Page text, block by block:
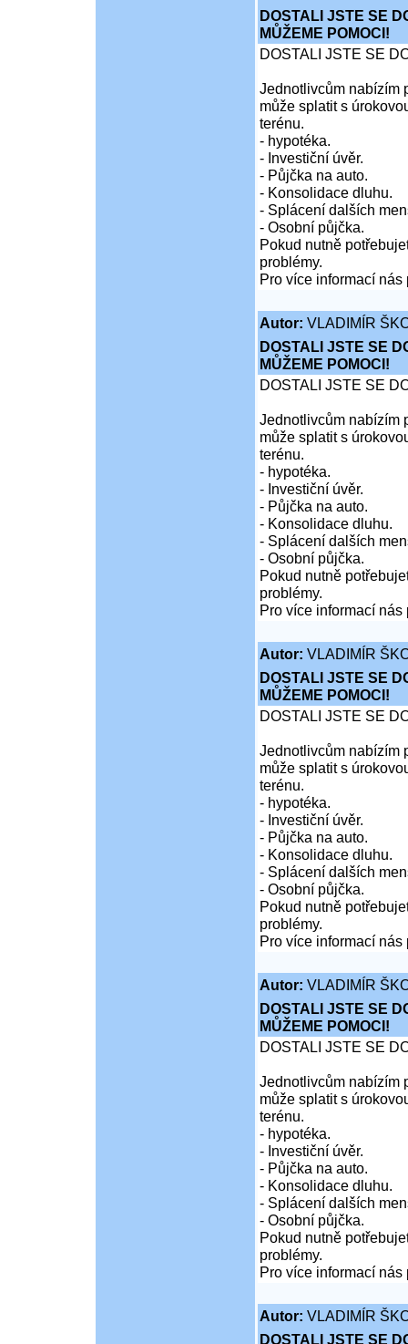
DOSTALI JSTE SE
MŮŽEME POMOCI!
DOSTALI JSTE SE
Jednotlivcům nabízím
může splatit s
terénu.
- hypotéka.
- Investiční úvěr.
- Půjčka na auto.
- Konsolidace dluhu.
- Splácení dalších
- Osobní půjčka.
Pokud nutně
problémy.
Pro více informací nás
Autor: VLADIMÍR
DOSTALI JSTE SE
MŮŽEME POMOCI!
DOSTALI JSTE SE
Jednotlivcům nabízím
může splatit s
terénu.
- hypotéka.
- Investiční úvěr.
- Půjčka na auto.
- Konsolidace dluhu.
- Splácení dalších
- Osobní půjčka.
Pokud nutně
problémy.
Pro více informací nás
Autor: VLADIMÍR
DOSTALI JSTE SE
MŮŽEME POMOCI!
DOSTALI JSTE SE
Jednotlivcům nabízím
může splatit s
terénu.
- hypotéka.
- Investiční úvěr.
- Půjčka na auto.
- Konsolidace dluhu.
- Splácení dalších
- Osobní půjčka.
Pokud nutně
problémy.
Pro více informací nás
Autor: VLADIMÍR
DOSTALI JSTE SE
MŮŽEME POMOCI!
DOSTALI JSTE SE
Jednotlivcům nabízím
může splatit s
terénu.
- hypotéka.
- Investiční úvěr.
- Půjčka na auto.
- Konsolidace dluhu.
- Splácení dalších
- Osobní půjčka.
Pokud nutně
problémy.
Pro více informací nás
Autor: VLADIMÍR
DOSTALI JSTE SE